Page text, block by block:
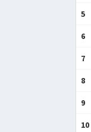
5
6
7
8
9
10